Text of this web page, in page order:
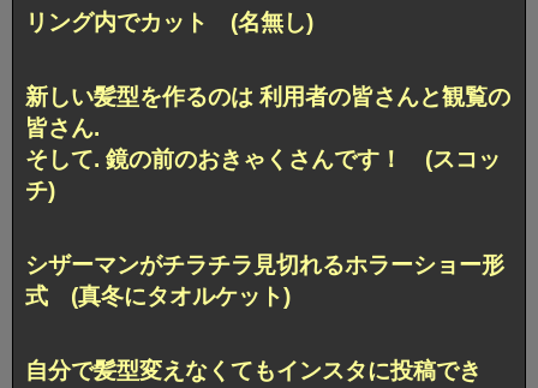
リング内でカット (名無し)
新しい髪型を作るのは 利用者の皆さんと観覧の
皆さん.
そして. 鏡の前のおきゃくさんです！ (スコッ
チ)
シザーマンがチラチラ見切れるホラーショー形
式 (真冬にタオルケット)
自分で髪型変えなくてもインスタに投稿でき